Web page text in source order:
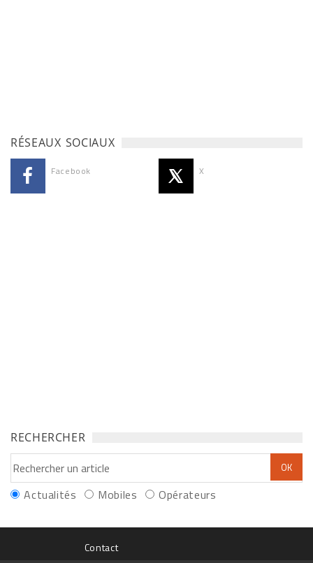
RÉSEAUX SOCIAUX
Facebook X
RECHERCHER
Actualités Mobiles Opérateurs
Contact